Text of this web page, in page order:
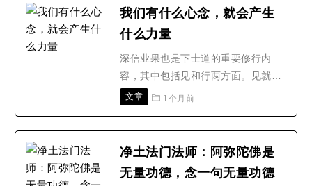
所以者何？谓：第一义，「圣乐言说
第一义者，圣智自觉所得。』(唐译
云：是圣智自内证境。)非言说妄..
我们有什么心念，就会产生
什么力量
深信业果也是下士道的重要修行内
容，其中包括见和行两方面。见就是
缘起因果，行就是止恶行善。佛法非
律？什么是世界形成的规律？世界和
佛法的解释就是缘起、因果。说到因
文章 1个月前
净土法门法师：阿弥陀佛是
无量功德，念一句无量功德